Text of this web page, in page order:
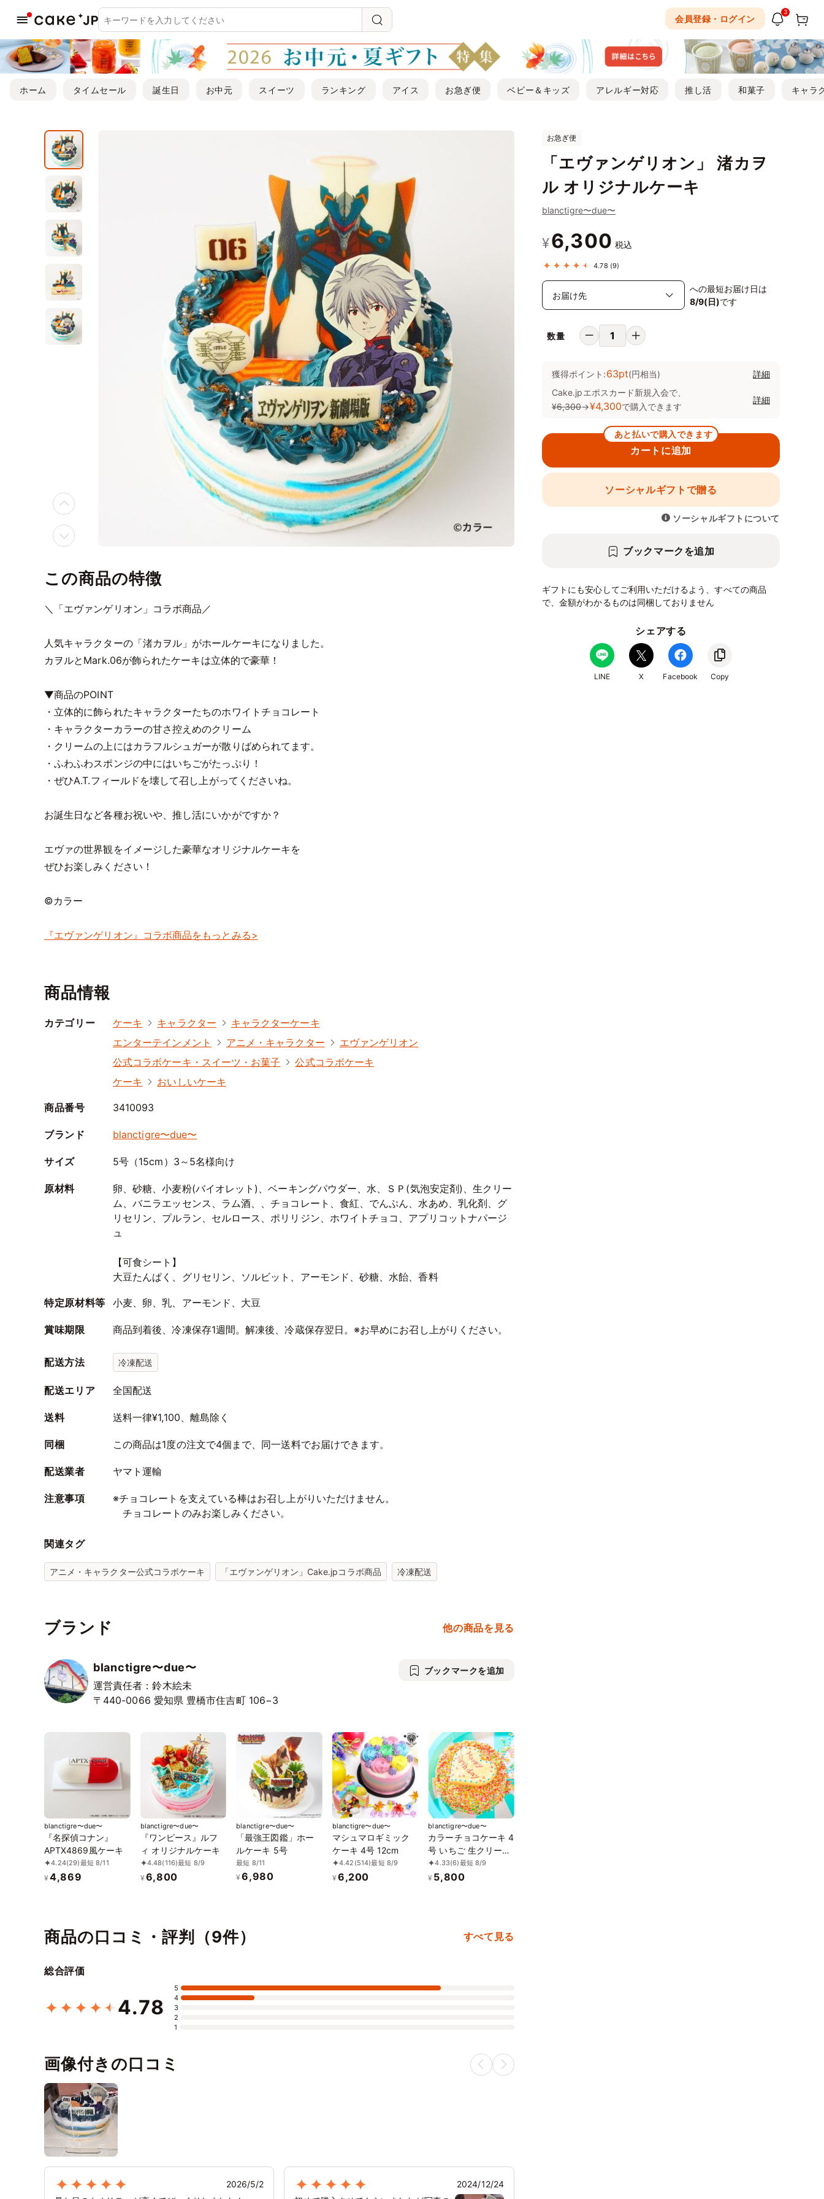
会員登録・ログイン
3
ホーム タイムセール 誕生日 お中元 スイーツ ランキング アイス お急ぎ便 ベビー＆キッズ アレルギー対応 推し活 和菓子 キャラ
お急ぎ便
「エヴァンゲリオン」 渚カヲ
ル オリジナルケーキ
blanctigre〜due〜
¥6,300 税込
4.78 (9)
への最短お届け日は
8/9(日)です
数量
獲得ポイント:63pt(円相当)
詳細
Cake.jpエポスカード新規入会で、
¥6,300→¥4,300で購入できます
詳細
カートに追加
あと払いで購入できます
ソーシャルギフトで贈る
ソーシャルギフトについて
ブックマークを追加
ギフトにも安心してご利用いただけるよう、すべての商品
で、金額がわかるものは同梱しておりません
シェアする
LINE X Facebook Copy
この商品の特徴
＼「エヴァンゲリオン」コラボ商品／
人気キャラクターの「渚カヲル」がホールケーキになりました。
カヲルとMark.06が飾られたケーキは立体的で豪華！
▼商品のPOINT
・立体的に飾られたキャラクターたちのホワイトチョコレート
・キャラクターカラーの甘さ控えめのクリーム
・クリームの上にはカラフルシュガーが散りばめられてます。
・ふわふわスポンジの中にはいちごがたっぷり！
・ぜひA.T.フィールドを壊して召し上がってくださいね。
お誕生日など各種お祝いや、推し活にいかがですか？
エヴァの世界観をイメージした豪華なオリジナルケーキを
ぜひお楽しみください！
©カラー
『エヴァンゲリオン』コラボ商品をもっとみる>
商品情報
カテゴリー ケーキ キャラクター
キャラクターケーキ
エンターテインメント
アニメ・キャラクター
エヴァンゲリオン
公式コラボケーキ・スイーツ・お菓子
公式コラボケーキ
ケーキ
おいしいケーキ
商品番号 3410093
ブランド blanctigre〜due〜
サイズ 5号（15cm）3～5名様向け
原材料
卵、砂糖、小麦粉(バイオレット)、ベーキングパウダー、水、ＳＰ(気泡安定剤)、生クリー
ム、バニラエッセンス、ラム酒、、チョコレート、食紅、でんぷん、水あめ、乳化剤、グ
リセリン、プルラン、セルロース、ポリリジン、ホワイトチョコ、アプリコットナパージ
ュ
【可食シート】
大豆たんぱく、グリセリン、ソルビット、アーモンド、砂糖、水飴、香料
特定原材料等 小麦、卵、乳、アーモンド、大豆
賞味期限 商品到着後、冷凍保存1週間。解凍後、冷蔵保存翌日。※お早めにお召し上がりください。
配送方法 冷凍配送
配送エリア 全国配送
送料 送料一律¥1,100、離島除く
同梱 この商品は1度の注文で4個まで、同一送料でお届けできます。
配送業者 ヤマト運輸
注意事項
※チョコレートを支えている棒はお召し上がりいただけません。
チョコレートのみお楽しみください。
関連タグ
アニメ・キャラクター公式コラボケーキ 「エヴァンゲリオン」Cake.jpコラボ商品 冷凍配送
ブランド 他の商品を見る
blanctigre〜due〜
運営責任者：鈴木絵未
〒440-0066 愛知県 豊橋市住吉町 106−3
ブックマークを追加
blanctigre〜due〜
『名探偵コナン』
APTX4869風ケーキ
4.24(29)最短 8/11
¥ 4,869
blanctigre〜due〜
『ワンピース』ルフ
ィ オリジナルケーキ
4.48(116)最短 8/9
¥ 6,800
blanctigre〜due〜
「最強王図鑑」ホー
ルケーキ 5号
最短 8/11
¥ 6,980
blanctigre〜due〜
マシュマロギミック
ケーキ 4号 12cm
4.42 (514)最短 8/9
¥ 6,200
blanctigre〜due〜
カラーチョコケーキ 4
号 いちご 生クリーム
12cm
4.33(6)最短 8/9
¥ 5,800
商品の口コミ・評判（9件） すべて見る
総合評価
4.78
5
4
3
2
1
画像付きの口コミ
2026/5/2
2024/12/24